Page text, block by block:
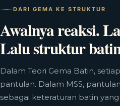
DARI GEMA KE STRUKTUR
Awalnya reaksi.
Lalu struktur
Dalam Teori Gema Batin,
pantulan. Dalam MSS,
sebagai keteraturan batin